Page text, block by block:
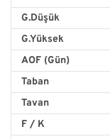
G.Düşük
G.Yüksek
AOF (Gün)
Taban
Tavan
F / K